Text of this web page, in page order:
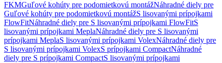
FKMGuľové kohúty pre podomietkovú montážNáhradné diely pre
Guľové kohúty pre podomietkovú montážS lisovanými prípojkami
FlowFitNáhradné diely pre S lisovanými prípojkami FlowFitS
lisovanými prípojkami MeplaNáhradné diely pre S lisovanými
prípojkami MeplaS lisovanými prípojkami VolexNáhradné diely pre
S lisovanými prípojkami VolexS prípojkami CompactNáhradné
diely pre S prípojkami CompactS lisovanými prípojkami